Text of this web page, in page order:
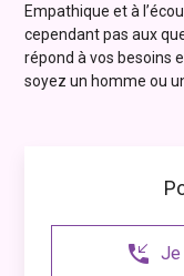
Empathique et à
cependant pas aux
répond à vos besoins
soyez un homme ou
phone_callback Je